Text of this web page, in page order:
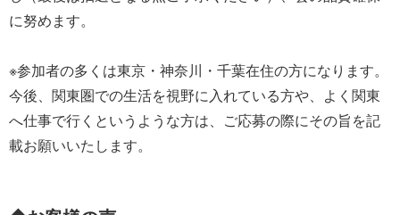
に努めます。
※参加者の多くは東京・神奈川・千葉在住の方になります。
今後、関東圏での生活を視野に入れている方や、よく関東
へ仕事で行くというような方は、ご応募の際にその旨を記
載お願いいたします。